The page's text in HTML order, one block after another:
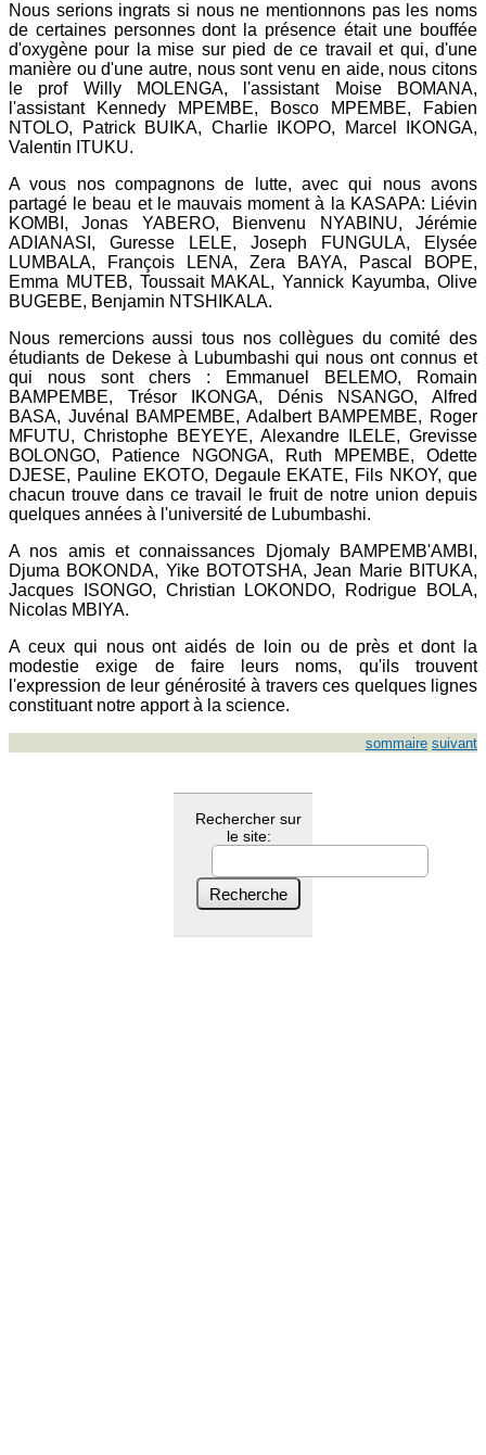
Nous serions ingrats si nous ne mentionnons pas les noms
de certaines personnes dont la présence était une bouffée
d'oxygène pour la mise sur pied de ce travail et qui, d'une
manière ou d'une autre, nous sont venu en aide, nous citons
le prof Willy MOLENGA, l'assistant Moise BOMANA,
l'assistant Kennedy MPEMBE, Bosco MPEMBE, Fabien
NTOLO, Patrick BUIKA, Charlie IKOPO, Marcel IKONGA,
Valentin ITUKU.
A vous nos compagnons de lutte, avec qui nous avons
partagé le beau et le mauvais moment à la KASAPA: Liévin
KOMBI, Jonas YABERO, Bienvenu NYABINU, Jérémie
ADIANASI, Guresse LELE, Joseph FUNGULA, Elysée
LUMBALA, François LENA, Zera BAYA, Pascal BOPE,
Emma MUTEB, Toussait MAKAL, Yannick Kayumba, Olive
BUGEBE, Benjamin NTSHIKALA.
Nous remercions aussi tous nos collègues du comité des
étudiants de Dekese à Lubumbashi qui nous ont connus et
qui nous sont chers : Emmanuel BELEMO, Romain
BAMPEMBE, Trésor IKONGA, Dénis NSANGO, Alfred
BASA, Juvénal BAMPEMBE, Adalbert BAMPEMBE, Roger
MFUTU, Christophe BEYEYE, Alexandre ILELE, Grevisse
BOLONGO, Patience NGONGA, Ruth MPEMBE, Odette
DJESE, Pauline EKOTO, Degaule EKATE, Fils NKOY, que
chacun trouve dans ce travail le fruit de notre union depuis
quelques années à l'université de Lubumbashi.
A nos amis et connaissances Djomaly BAMPEMB'AMBI,
Djuma BOKONDA, Yike BOTOTSHA, Jean Marie BITUKA,
Jacques ISONGO, Christian LOKONDO, Rodrigue BOLA,
Nicolas MBIYA.
A ceux qui nous ont aidés de loin ou de près et dont la
modestie exige de faire leurs noms, qu'ils trouvent
l'expression de leur générosité à travers ces quelques lignes
constituant notre apport à la science.
sommaire suivant
Rechercher sur
le site: